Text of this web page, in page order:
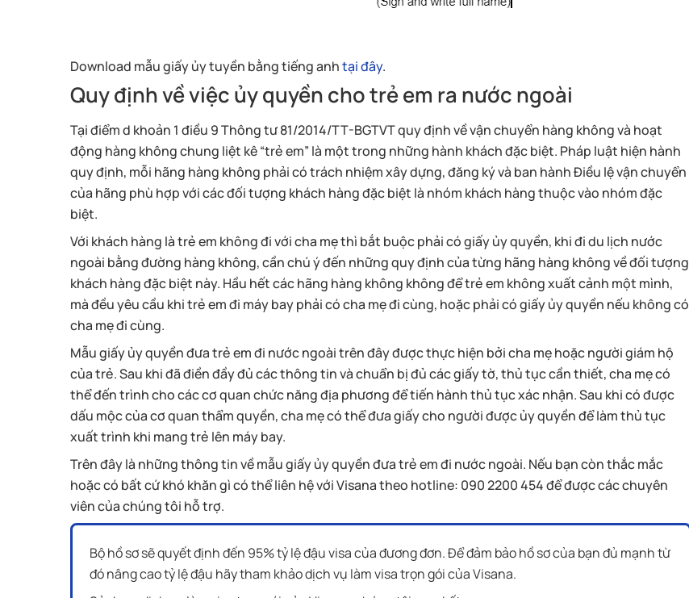
Download mẫu giấy ủy tuyền bằng tiếng anhtại đây.
Quy định về việc ủy quyền cho trẻ em ra nước ngoài
Tại điểm d khoản 1 điều 9 Thông tư 81/2014/TT-BGTVT quy định về vận chuyển hàng không và hoạt
động hàng không chung liệt kê “trẻ em” là một trong những hành khách đặc biệt. Pháp luật hiện hành
quy định, mỗi hãng hàng không phải có trách nhiệm xây dựng, đăng ký và ban hành Điều lệ vận chuyển
của hãng phù hợp với các đối tượng khách hàng đặc biệt là nhóm khách hàng thuộc vào nhóm đặc
biệt.
Với khách hàng là trẻ em không đi với cha mẹ thì bắt buộc phải có giấy ủy quyền, khi đi du lịch nước
ngoài bằng đường hàng không, cần chú ý đến những quy định của từng hãng hàng không về đối tượng
khách hàng đặc biệt này. Hầu hết các hãng hàng không không để trẻ em không xuất cảnh một mình,
mà đều yêu cầu khi trẻ em đi máy bay phải có cha mẹ đi cùng, hoặc phải có giấy ủy quyền nếu không có
cha mẹ đi cùng.
Mẫu giấy ủy quyền đưa trẻ em đi nước ngoài trên đây được thực hiện bởi cha mẹ hoặc người giám hộ
của trẻ. Sau khi đã điền đầy đủ các thông tin và chuẩn bị đủ các giấy tờ, thủ tục cần thiết, cha mẹ có
thể đến trình cho các cơ quan chức năng địa phương để tiến hành thủ tục xác nhận. Sau khi có được
dấu mộc của cơ quan thẩm quyền, cha mẹ có thể đưa giấy cho người được ủy quyền để làm thủ tục
xuất trình khi mang trẻ lên máy bay.
Trên đây là những thông tin về mẫu giấy ủy quyền đưa trẻ em đi nước ngoài. Nếu bạn còn thắc mắc
hoặc có bất cứ khó khăn gì có thể liên hệ với Visana theo hotline: 090 2200 454 để được các chuyên
viên của chúng tôi hỗ trợ.
Bộ hồ sơ sẽ quyết định đến 95% tỷ lệ đậu visa của đương đơn. Để đảm bảo hồ sơ của bạn đủ mạnh từ
đó nâng cao tỷ lệ đậu hãy tham khảo dịch vụ làm visa trọn gói của Visana.